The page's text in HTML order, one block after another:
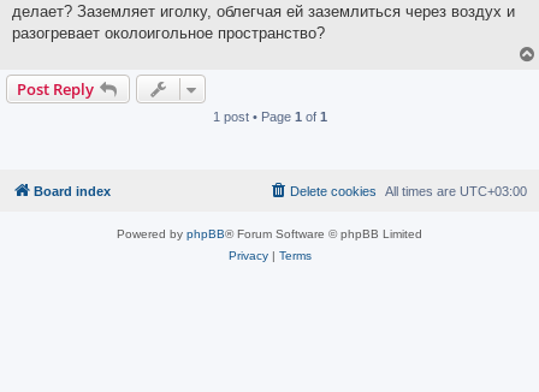
делает? Заземляет иголку, облегчая ей заземлиться через воздух и
разогревает околоигольное пространство?
Post Reply
1 post • Page 1 of 1
Board index All times are UTC+03:00
Delete cookies
Powered by phpBB® Forum Software © phpBB Limited
Privacy| Terms